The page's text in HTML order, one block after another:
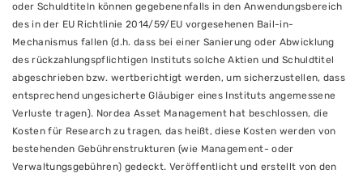
oder Schuldtiteln können gegebenenfalls in den Anwendungsbereich
des in der EU Richtlinie 2014/59/EU vorgesehenen Bail-in-
Mechanismus fallen (d.h. dass bei einer Sanierung oder Abwicklung
des rückzahlungspflichtigen Instituts solche Aktien und Schuldtitel
abgeschrieben bzw. wertberichtigt werden, um sicherzustellen, dass
entsprechend ungesicherte Gläubiger eines Instituts angemessene
Verluste tragen). Nordea Asset Management hat beschlossen, die
Kosten für Research zu tragen, das heißt, diese Kosten werden von
bestehenden Gebührenstrukturen (wie Management- oder
Verwaltungsgebühren) gedeckt. Veröffentlicht und erstellt von den